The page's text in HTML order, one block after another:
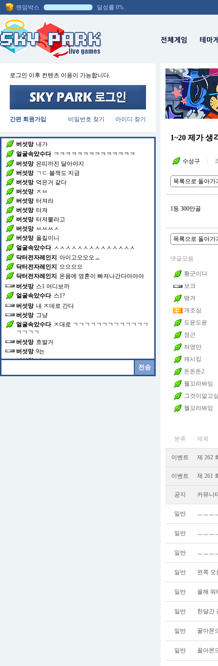
랜덤박스 달성률 0%
로그인 이후 컨텐츠 이용이 가능합니다.
간편 회원가입 아이디 찾기
비밀번호 찾기
금빵김사장 ★금빵김사장 입니다★골드"ㄱㅁ"골
드"ㅍㅁ"★카카오톡 : goldkey4989 (아이디추가)★
로 연락주세요 플러스친구&오픈채팅방 사칭주의
버섯망 내가
얼굴속았수다 ㅋㅋㅋㅋㅋㅋㅋㅋㅋㅋㅋㅋㅋㅋ
버섯망 은띠까진 달아야지
버섯망 ㄱㄷ 블잭도 지금
버섯망 먹은거 같다
버섯망 ㅈㅂ
버섯망 터져라
버섯망 터져
버섯망 터져뿔라고
버섯망 ㅆㅆㅆㅅ
버섯망 올킬이니
얼굴속았수다 ㅅㅅㅅㅅㅅㅅㅅㅅㅅㅅㅅㅅㅅㅅ
닥터전자레인지
아이고오오오ㅗ
닥터전자레인지
으으으으
닥터전자레인지
온몸에 영혼이 빠져나간다아아아
버섯망 스1 어디보까
얼굴속았수다 스1?
버섯망 내 ㅈ데로 간다
버섯망 그냥
얼굴속았수다 ㅈ대로 ㄱㄱㄱㄱㄱㄱㄱㄱㄱㄱㄱㄱㄱ
ㄱㄱㄱㄱ
버섯망 흐발거
버섯망 9는
버섯망 씨
1~20 제가 생
수성구
목록으로 돌아가
1등 300만골
목록으로 돌아가
댓글모음
황군이다
보크
땡겨
개조심
도윤도윤
정근
허영만
캐시킹
돈돈돈2
뭘꼬라봐잉
그것이알고
뭘꼬라봐잉
분류 제목
이벤트 제 262
이벤트 제 261
공지 커뮤니
일반 ㅡㅡㅡ
일반 ㅡㅡㅡ
일반 ㅡㅡㅡ
일반 왼쪽 오
일반 올해 워
일반 한달간
일반 꿀아몬
일반 꿀아몬